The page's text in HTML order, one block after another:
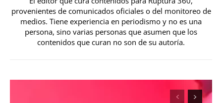
provenientes de comunicados oficiales o del monitoreo de
medios. Tiene experiencia en periodismo y no es una
persona, sino varias personas que asumen que los
contenidos que curan no son de su autoría.